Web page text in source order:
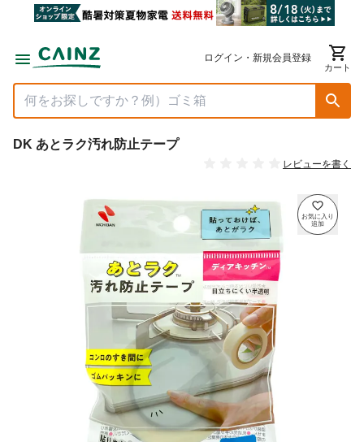
ログイン・新規会員登録
カート
DK あとラク汚れ防止テープ
レビューを書く